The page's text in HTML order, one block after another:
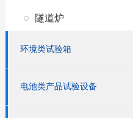
隧道炉
环境类试验箱
电池类产品试验设备